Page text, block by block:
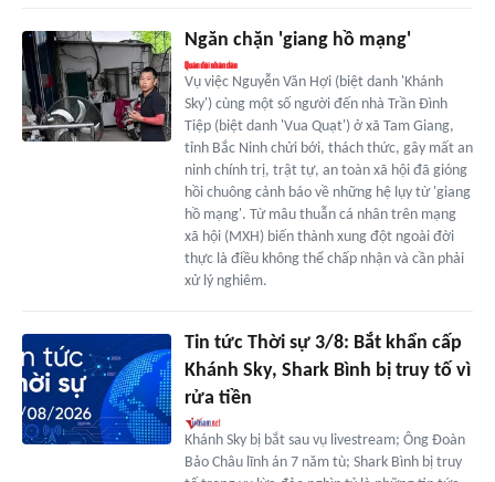
Ngăn chặn 'giang hồ mạng'
Vụ việc Nguyễn Văn Hợi (biệt danh 'Khánh
Sky') cùng một số người đến nhà Trần Đình
Tiệp (biệt danh 'Vua Quạt') ở xã Tam Giang,
tỉnh Bắc Ninh chửi bới, thách thức, gây mất an
ninh chính trị, trật tự, an toàn xã hội đã gióng
hồi chuông cảnh báo về những hệ lụy từ 'giang
hồ mạng'. Từ mâu thuẫn cá nhân trên mạng
xã hội (MXH) biến thành xung đột ngoài đời
thực là điều không thể chấp nhận và cần phải
xử lý nghiêm.
Tin tức Thời sự 3/8: Bắt khẩn cấp
Khánh Sky, Shark Bình bị truy tố vì
rửa tiền
Khánh Sky bị bắt sau vụ livestream; Ông Đoàn
Bảo Châu lĩnh án 7 năm tù; Shark Bình bị truy